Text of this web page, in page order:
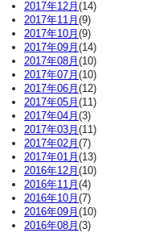
2017年12月(14)
2017年11月(9)
2017年10月(9)
2017年09月(14)
2017年08月(10)
2017年07月(10)
2017年06月(12)
2017年05月(11)
2017年04月(3)
2017年03月(11)
2017年02月(7)
2017年01月(13)
2016年12月(10)
2016年11月(4)
2016年10月(7)
2016年09月(10)
2016年08月(3)